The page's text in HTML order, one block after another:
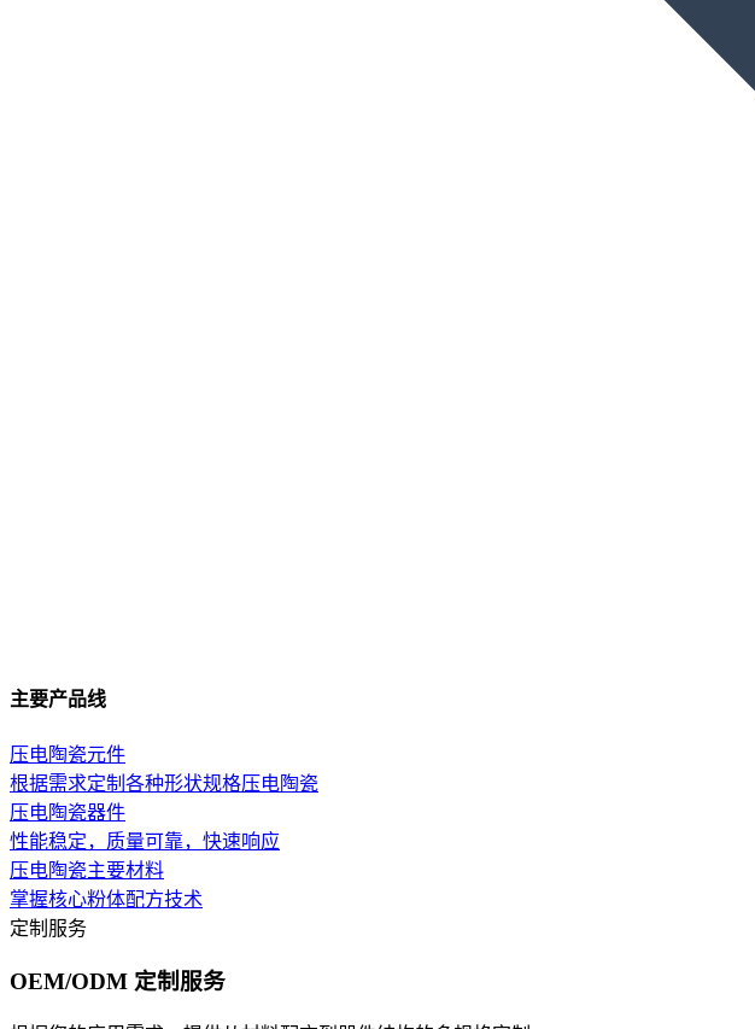
主要产品线
压电陶瓷元件
根据需求定制各种形状规格压电陶瓷
压电陶瓷器件
性能稳定，质量可靠，快速响应
压电陶瓷主要材料
掌握核心粉体配方技术
定制服务
OEM/ODM 定制服务